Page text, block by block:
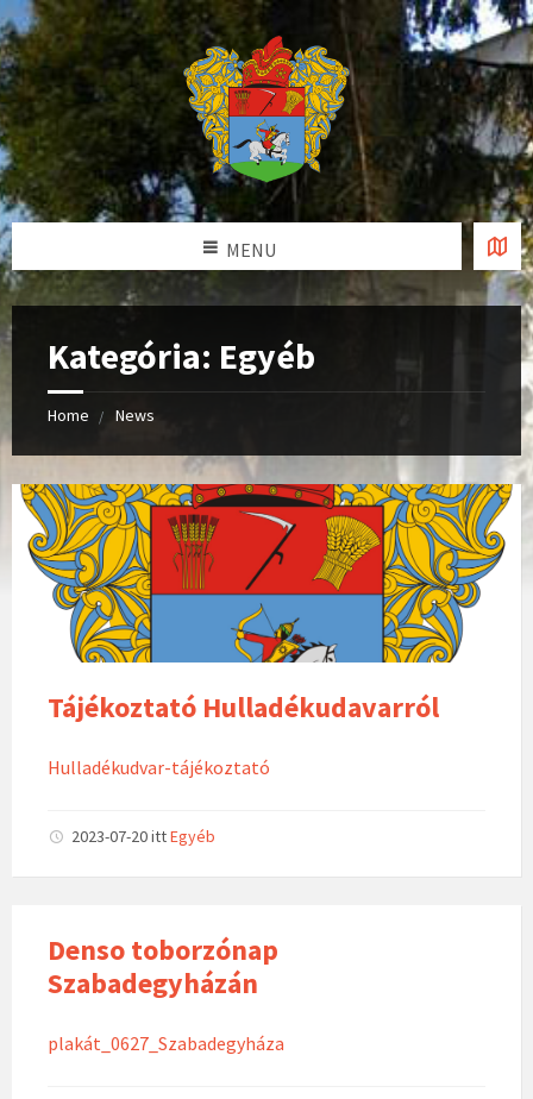
MENU
Kategória: Egyéb
Home News
Tájékoztató Hulladékudavarról
Hulladékudvar-tájékoztató
2023-07-20ittEgyéb
Denso toborzónap
Szabadegyházán
plakát_0627_Szabadegyháza